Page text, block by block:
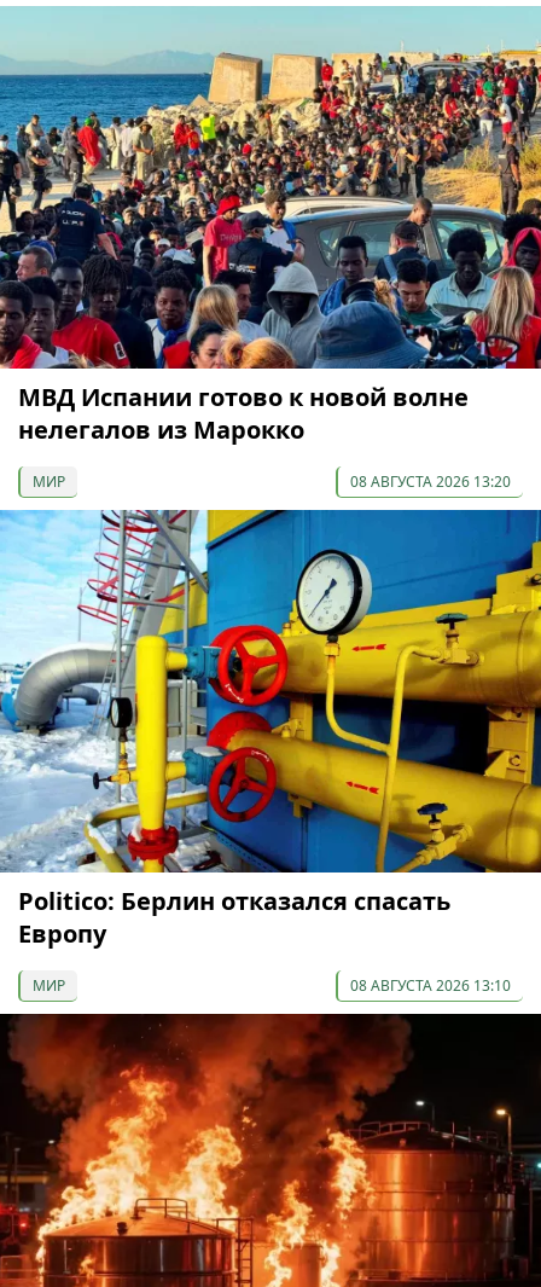
МВД Испании готово к новой волне
нелегалов из Марокко
МИР 08 АВГУСТА 2026 13:20
Politico: Берлин отказался спасать
Европу
МИР 08 АВГУСТА 2026 13:10